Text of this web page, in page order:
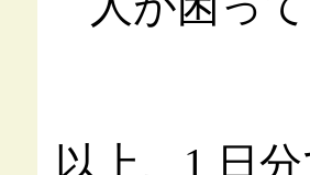
以上、1 日